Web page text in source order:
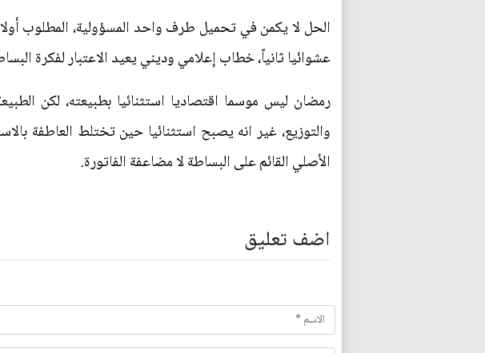
الحل لا يكمن في تحميل طرف واحد المسؤولية، المطلوب
عشوائيا ثانياً، خطاب إعلامي وديني يعيد الاعتبار لفكرة
رمضان ليس موسما اقتصاديا استثنائيا بطبيعته، لكن
والتوزيع، غير انه يصبح استثنائيا حين تختلط العاطفة
الأصلي القائم على البساطة لا مضاعفة الفاتورة.
اضف تعليق